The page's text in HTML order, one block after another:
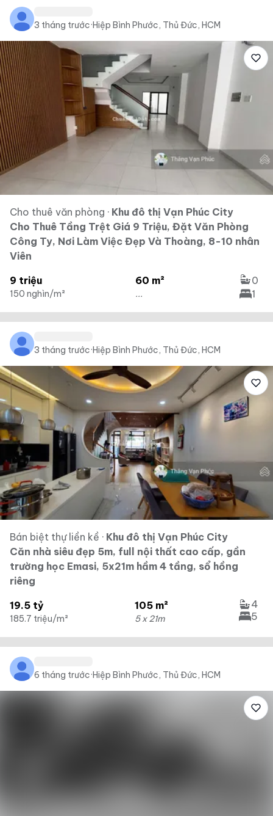
3 tháng trước·Hiệp Bình Phước, Thủ Đức, HCM
Cho thuê văn phòng · Khu đô thị Vạn Phúc City
Cho Thuê Tầng Trệt Giá 9 Triệu, Đặt Văn Phòng
Công Ty, Nơi Làm Việc Đẹp Và Thoàng, 8-10 nhân
Viên
9 triệu
150 nghìn/m²
60 m²
...
0
1
3 tháng trước·Hiệp Bình Phước, Thủ Đức, HCM
Bán biệt thự liền kề · Khu đô thị Vạn Phúc City
Căn nhà siêu đẹp 5m, full nội thất cao cấp, gần
trường học Emasi, 5x21m hầm 4 tầng, sổ hồng
riêng
19.5 tỷ
185.7 triệu/m²
105 m²
5 x 21m
4
5
6 tháng trước·Hiệp Bình Phước, Thủ Đức, HCM